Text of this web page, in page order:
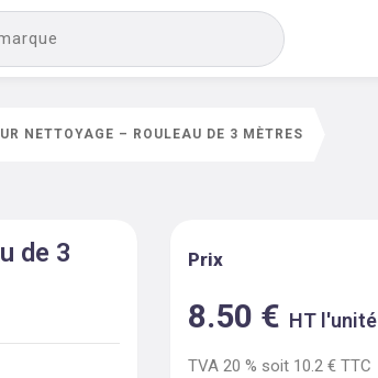
NETTOYAGE – ROULEAU DE 3 MÈTRES
de 3
Prix
8.50 € HT l'unité
TVA20 % soit 10.2 € TTC